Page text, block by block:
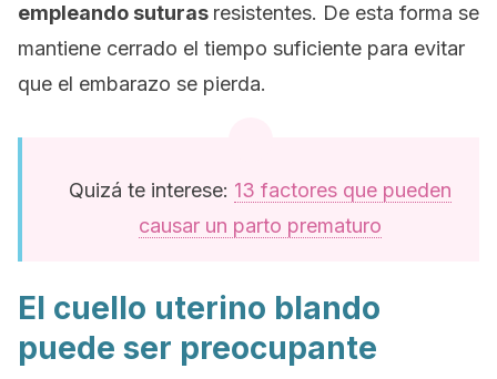
empleando suturas resistentes. De esta forma se
mantiene cerrado el tiempo suficiente para evitar
que el embarazo se pierda.
Quizá te interese: 13 factores que pueden
causar un parto prematuro
El cuello uterino blando
puede ser preocupante